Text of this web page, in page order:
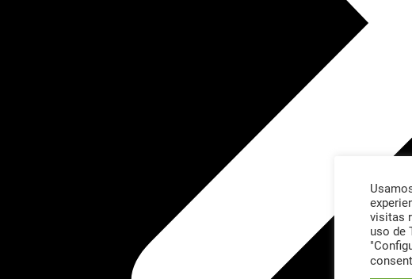
visitas
uso de